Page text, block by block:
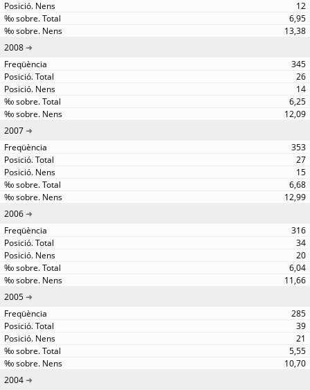
12
6,95
13,38
2008
345
26
14
6,25
12,09
2007
353
27
15
6,68
12,99
2006
316
34
20
6,04
11,66
2005
285
39
21
5,55
10,70
2004